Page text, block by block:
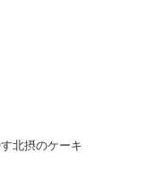
北摂のケーキ